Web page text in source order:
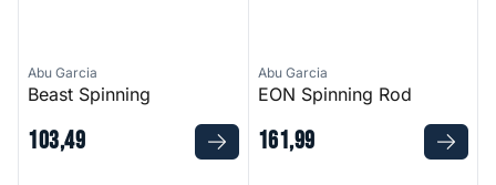
Abu Garcia
Beast Spinning
103,49
Abu Garcia
EON Spinning Rod
161,99